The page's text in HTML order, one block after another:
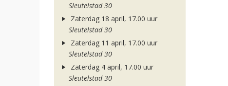
Sleutelstad 30
Zaterdag 18 april, 17.00 uur
Sleutelstad 30
Zaterdag 11 april, 17.00 uur
Sleutelstad 30
Zaterdag 4 april, 17.00 uur
Sleutelstad 30